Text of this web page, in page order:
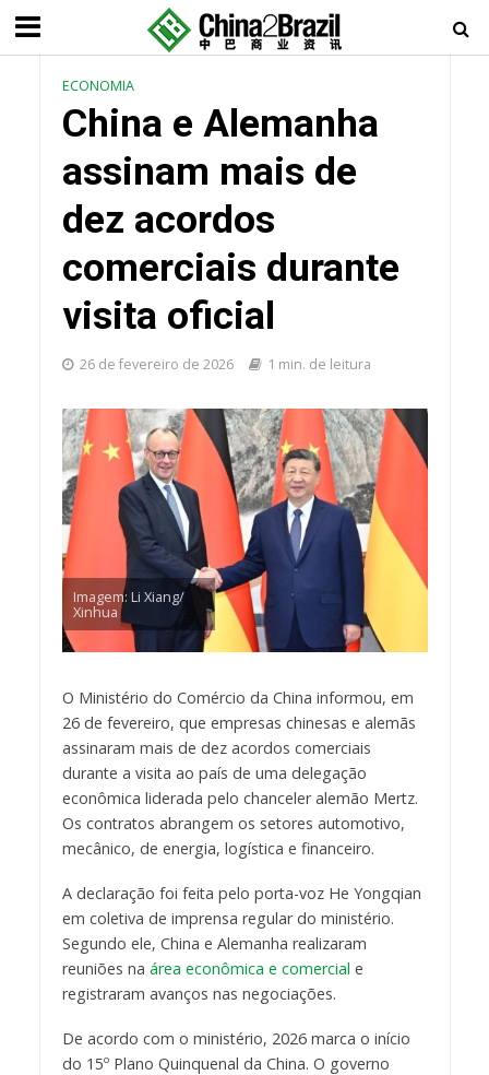
ECONOMIA
China e Alemanha
assinam mais de
dez acordos
comerciais durante
visita oficial
26 de fevereiro de 2026 1 min. de leitura
Imagem: Li Xiang/
Xinhua
O Ministério do Comércio da China informou, em
26 de fevereiro, que empresas chinesas e alemãs
assinaram mais de dez acordos comerciais
durante a visita ao país de uma delegação
econômica liderada pelo chanceler alemão Mertz.
Os contratos abrangem os setores automotivo,
mecânico, de energia, logística e financeiro.
A declaração foi feita pelo porta-voz He Yongqian
em coletiva de imprensa regular do ministério.
Segundo ele, China e Alemanha realizaram
reuniões na área econômica e comercial e
registraram avanços nas negociações.
De acordo com o ministério, 2026 marca o início
do 15º Plano Quinquenal da China. O governo